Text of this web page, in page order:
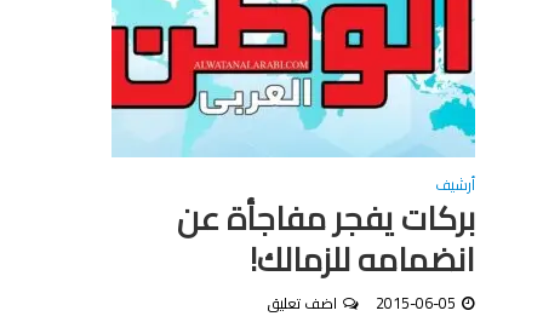
أرشيف
بركات يفجر مفاجأة عن
انضمامه للزمالك!
2015-06-05 اضف تعليق